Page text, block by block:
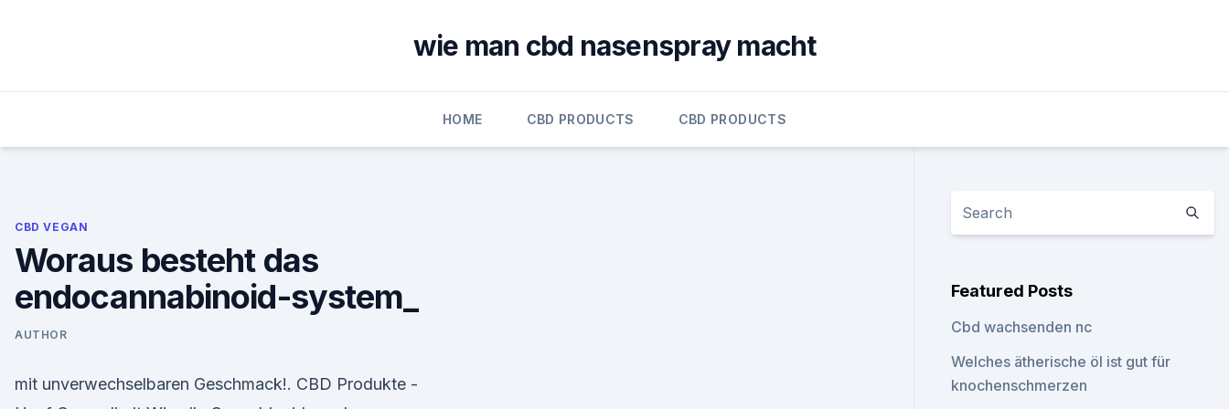
wie man cbd nasenspray macht
HOME CBD PRODUCTS CBD PRODUCTS
CBD VEGAN
Woraus besteht das
endocannabinoid-system_
AUTHOR
mit unverwechselbaren Geschmack!. CBD Produkte -
Featured Posts
Cbd wachsenden nc
Welches ätherische öl ist gut für
knochenschmerzen